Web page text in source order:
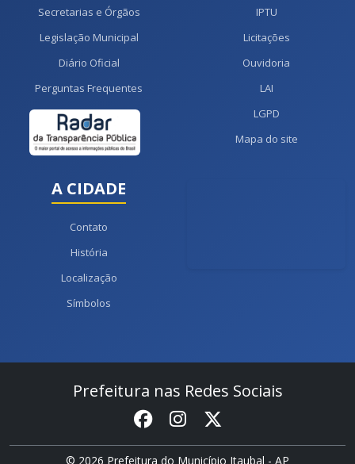
Secretarias e Órgãos
Legislação Municipal
Diário Oficial
Perguntas Frequentes
IPTU
Licitações
Ouvidoria
LAI
LGPD
Mapa do site
A CIDADE
Contato
História
Localização
Símbolos
Prefeitura nas Redes Sociais
© 2026 Prefeitura do Município Itaubal - AP